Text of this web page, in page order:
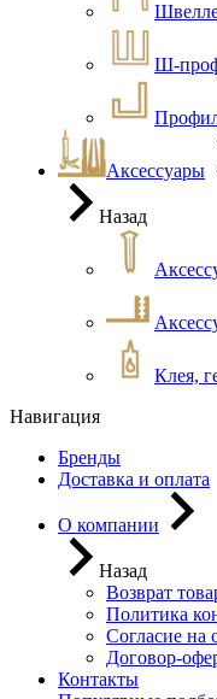
Ш-
Аксессуары
Назад
Клея,
Навигация
Бренды
Доставка и оплата
О компании
Назад
Возврат
Политика
Согласие на
Договор-
Контакты